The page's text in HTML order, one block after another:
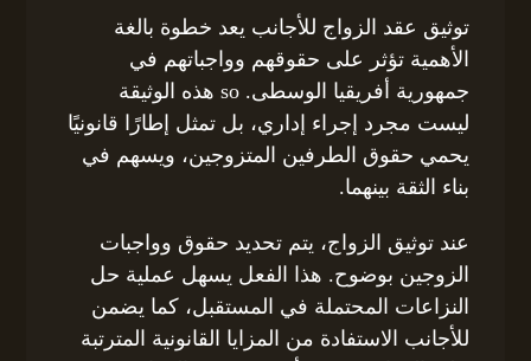
توثيق عقد الزواج للأجانب يعد خطوة بالغة
الأهمية تؤثر على حقوقهم وواجباتهم في
جمهورية أفريقيا الوسطى. so هذه الوثيقة
ليست مجرد إجراء إداري، بل تمثل إطارًا قانونيًا
يحمي حقوق الطرفين المتزوجين، ويسهم في
بناء الثقة بينهما.
عند توثيق الزواج، يتم تحديد حقوق وواجبات
الزوجين بوضوح. هذا الفعل يسهل عملية حل
النزاعات المحتملة في المستقبل، كما يضمن
للأجانب الاستفادة من المزايا القانونية المترتبة